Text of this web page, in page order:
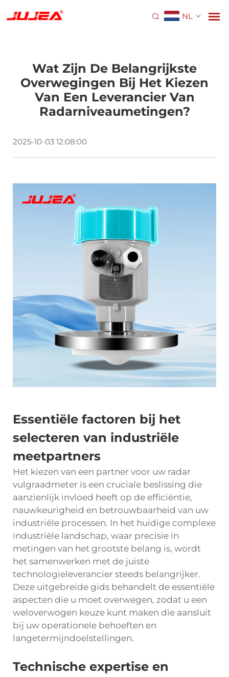
NL
Wat Zijn De Belangrijkste
Overwegingen Bij Het Kiezen
Van Een Leverancier Van
Radarniveaumetingen?
2025-10-03 12:08:00
Essentiële factoren bij het
selecteren van industriële
meetpartners
Het kiezen van een partner voor uw radar
vulgraadmeter is een cruciale beslissing die
aanzienlijk invloed heeft op de efficiëntie,
nauwkeurigheid en betrouwbaarheid van uw
industriële processen. In het huidige complexe
industriële landschap, waar precisie in
metingen van het grootste belang is, wordt
het samenwerken met de juiste
technologieleverancier steeds belangrijker.
Deze uitgebreide gids behandelt de essentiële
aspecten die u moet overwegen, zodat u een
weloverwogen keuze kunt maken die aansluit
bij uw operationele behoeften en
langetermijndoelstellingen.
Technische expertise en